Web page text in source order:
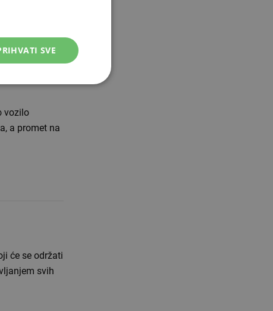
vozilo
a promet na
će se održati
svih
SVE